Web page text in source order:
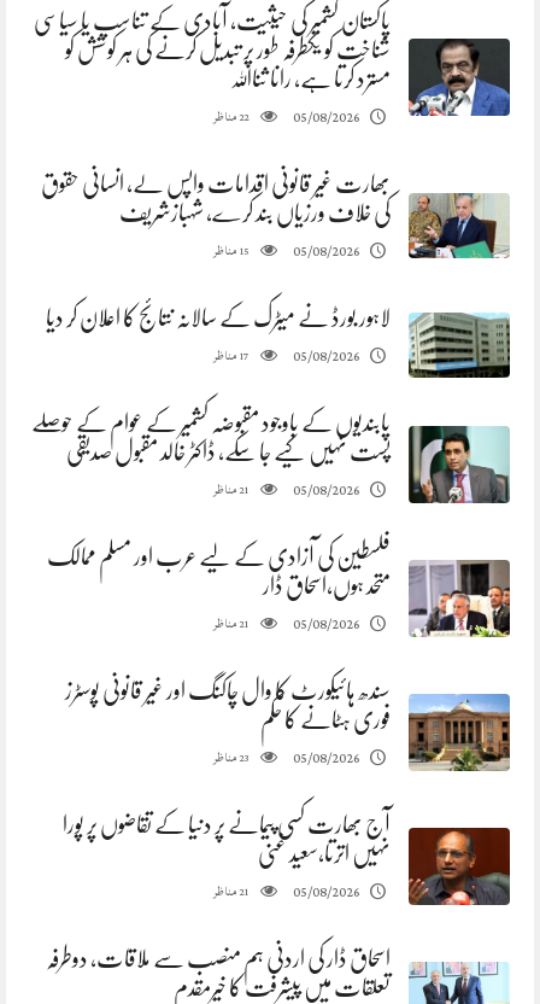
پاکستان کشمیر کی حیثیت، آبادی کے تناسب یا سیاسی
شناخت کو یکطرفہ طور پر تبدیل کرنے کی ہر کوشش کو
مسترد کرتا ہے، رانا ثنااللہ
05/08/2026
22مناظر
بھارت غیر قانونی اقدامات واپس لے، انسانی حقوق
کی خلاف ورزیاں بند کرے، شہبازشریف
05/08/2026
15مناظر
لاہور بورڈ نے میٹرک کے سالانہ نتائج کا اعلان کر دیا
05/08/2026
17مناظر
پابندیوں کے باوجود مقبوضہ کشمیر کے عوام کے حوصلے
پست نہیں کیے جا سکے، ڈاکٹر خالد مقبول صدیقی
05/08/2026
21مناظر
فلسطین کی آزادی کے لیے عرب اور مسلم ممالک
متحد ہوں،اسحاق ڈار
05/08/2026
21مناظر
سندھ ہائیکورٹ کا وال چاکنگ اور غیر قانونی پوسٹرز
فوری ہٹانے کا حکم
05/08/2026
23مناظر
آج بھارت کسی پیمانے پر دنیا کے تقاضوں پر پورا
نہیں اترتا،سعید غنی
05/08/2026
21مناظر
اسحاق ڈار کی اردنی ہم منصب سے ملاقات، دوطرفہ
تعلقات میں پیشرفت کا خیرمقدم